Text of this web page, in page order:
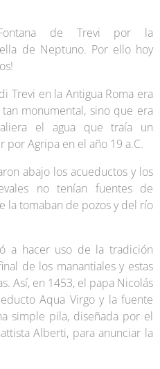
de Trevi por la
de Neptuno. Por ello hoy
Trevi en la Antigua Roma era
monumental, sino que era
el agua que traía un
Agripa en el año 19 a.C.
abajo los acueductos y los
no tenían fuentes de
la tomaban de pozos y del río
a hacer uso de la tradición
de los manantiales y estas
Así, en 1453, el papa Nicolás
Aqua Virgo y la fuente
simple pila, diseñada por el
Alberti, para anunciar la